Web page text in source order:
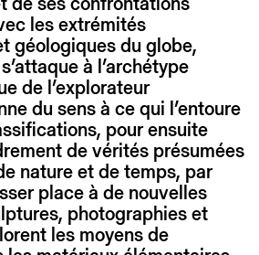
les extrémités
géologiques du globe,
à l’archétype
de l’explorateur
du sens à ce qui l’entoure
pour ensuite
de vérités présumées
nature et de temps, par
place à de nouvelles
photographies et
les moyens de